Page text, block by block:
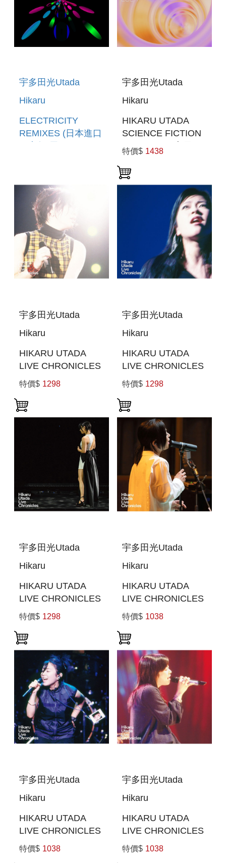
宇多田光Utada
Hikaru
ELECTRICITY
REMIXES (日本進口
宇多田光Utada
Hikaru
HIKARU UTADA
SCIENCE FICTION
TOUR 2024(索尼進
特價$ 1438
宇多田光Utada
Hikaru
HIKARU UTADA
LIVE CHRONICLES
BOHEMIAN
SUMMER 2000 (日
本進口版((BLU-
RAY))
特價$ 1298
宇多田光Utada
Hikaru
HIKARU UTADA
LIVE CHRONICLES
IN BUDOKAN 2004
(日本進口版(BLU-
RAY))
特價$ 1298
宇多田光Utada
Hikaru
HIKARU UTADA
LIVE CHRONICLES
LAUGHTER IN THE
DARK TOUR 2018
(日本進口BLU-RAY)
特價$ 1298
宇多田光Utada
Hikaru
HIKARU UTADA
LIVE CHRONICLES
LIVE SESSIONS
FROM AIR
STUDIOS (2022)(日
本進口(BLU-RAY))
特價$ 1038
宇多田光Utada
Hikaru
HIKARU UTADA
LIVE CHRONICLES
LUV LIVE (1999) (日
特價$ 1038
宇多田光Utada
Hikaru
HIKARU UTADA
LIVE CHRONICLES
UNPLUGGED
特價$ 1038